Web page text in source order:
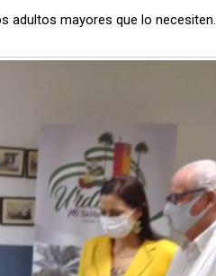
adultos mayores que lo necesiten.